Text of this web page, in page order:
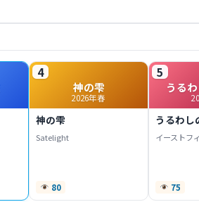
4
神の雫
2026年春
神の雫
Satelight
80
5
うる
うるわし
イーストフ
75